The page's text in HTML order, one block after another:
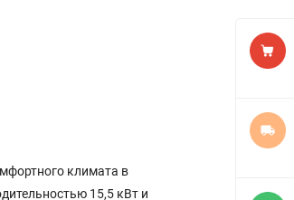
климата в
15,5 кВт и